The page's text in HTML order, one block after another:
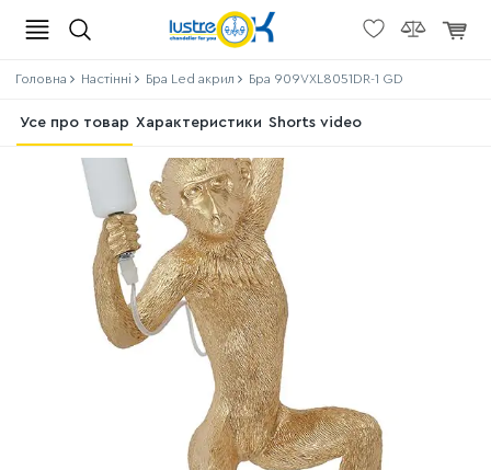
Головна Настінні Бра Led акрил Бра 909VXL8051DR-1 GD
Усе про товар Характеристики Shorts video